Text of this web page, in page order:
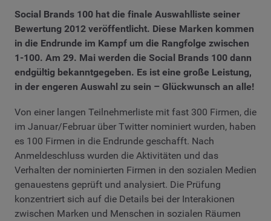
Social Brands 100 hat die finale Auswahlliste seiner
Bewertung 2012 veröffentlicht. Diese Marken kommen
in die Endrunde im Kampf um die Rangfolge zwischen
1-100. Am 29. Mai werden die Social Brands 100 dann
endgültig bekanntgegeben. Es ist eine große Leistung,
in der engeren Auswahl zu sein – Glückwunsch an alle!
Von einer langen Teilnehmerliste mit fast 300 Firmen, die
im Januar/Februar über Twitter nominiert wurden, haben
es 100 Firmen in die Endrunde geschafft. Nach
Anmeldeschluss wurden die Aktivitäten und das
Verhalten der nominierten Firmen in den sozialen Medien
genauestens geprüft und analysiert. Die Prüfung
konzentriert sich auf die Details bei der Interakionen
zwischen Marken und Menschen in sozialen Räumen